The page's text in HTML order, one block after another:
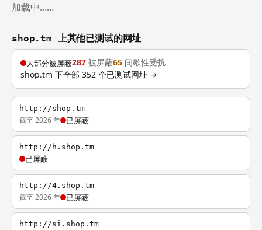
加载中……
shop.tm 上其他已测试的网址
大部分被屏蔽287 被屏蔽65 间歇性受扰
shop.tm 下全部 352 个已测试网址 →
http://shop.tm
截至 2026 年 已屏蔽
http://h.shop.tm
已屏蔽
http://4.shop.tm
截至 2026 年 已屏蔽
http://si.shop.tm